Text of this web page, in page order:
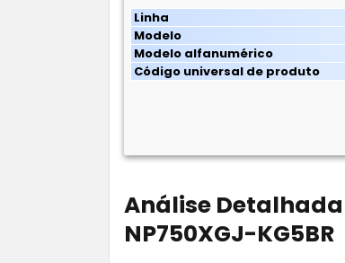
Linha
Modelo
Modelo alfanumérico
Código universal de produto
Análise
NP750XGJ-KG5BR